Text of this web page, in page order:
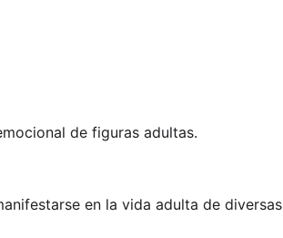
de figuras adultas.
en la vida adulta de diversas